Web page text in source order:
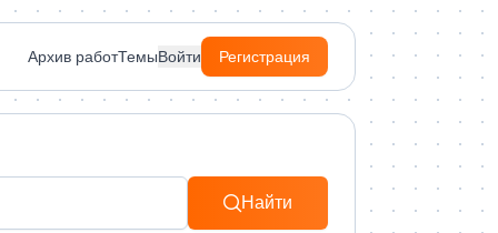
Архив работТемыВойти Регистрация
Найти